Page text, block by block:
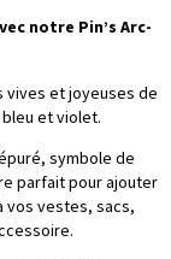
notre Pin’s Arc-
vives et joyeuses de
et violet.
symbole de
parfait pour ajouter
vos vestes, sacs,